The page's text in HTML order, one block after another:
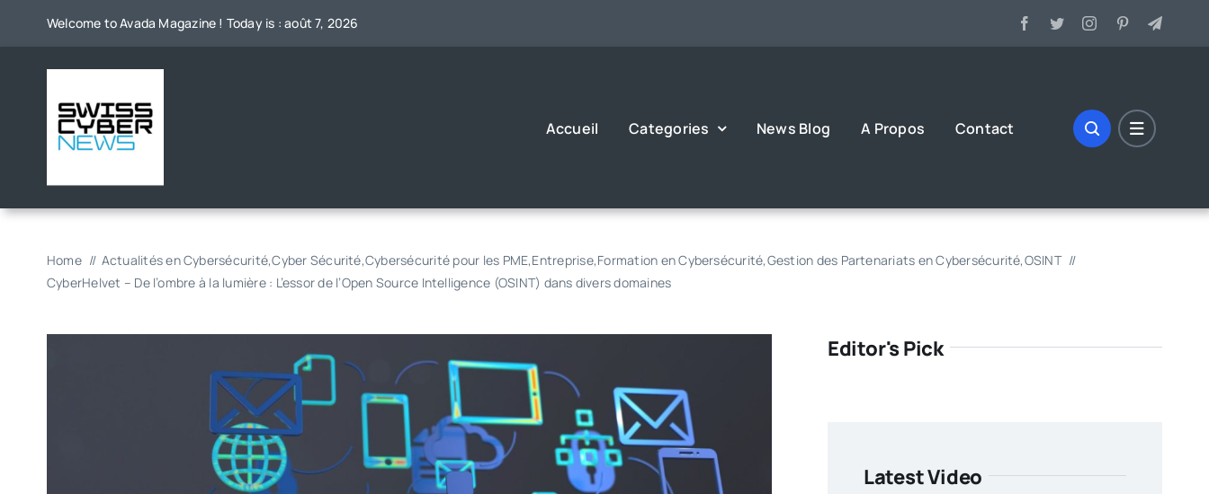
Welcome to Avada Magazine ! Today is : août 7, 2026
Accueil Categories News Blog A Propos Contact
Home Actualités en Cybersécurité,Cyber Sécurité,Cybersécurité pour les PME,Entreprise,Formation en Cybersécurité,Gestion des Partenariats en Cybersécurité,OSINT
CyberHelvet – De l’ombre à la lumière : L’essor de l’Open Source Intelligence (OSINT) dans divers domaines
Editor's Pick
Latest Video